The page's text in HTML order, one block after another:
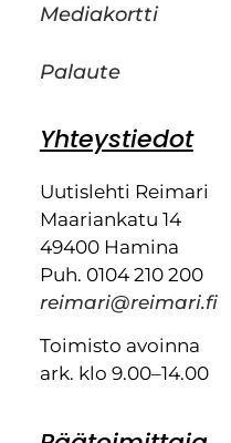
Mediakortti
Palaute
Yhteystiedot
Uutislehti Reimari
Maariankatu 14
49400 Hamina
Puh. 0104 210 200
reimari@reimari.fi
Toimisto avoinna
ark. klo 9.00–14.00